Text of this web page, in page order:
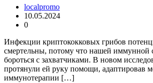
localpromo
10.05.2024
0
Инфекции криптококковых грибов
смертельны, потому что нашей иммунной
бороться с захватчиками. В новом
протянули ей руку помощи, адаптировав
иммунотерапии […]